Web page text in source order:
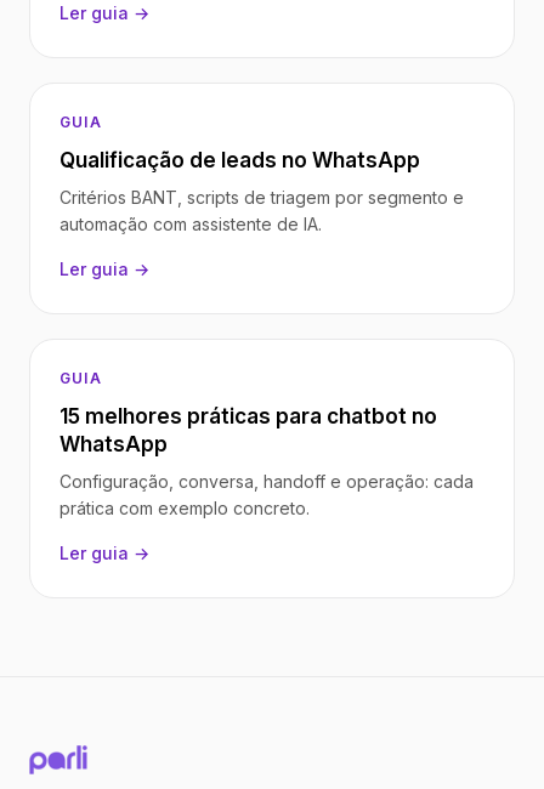
Ler guia →
GUIA
Qualificação de leads no WhatsApp
Critérios BANT, scripts de triagem por segmento e
automação com assistente de IA.
Ler guia →
GUIA
15 melhores práticas para chatbot no
WhatsApp
Configuração, conversa, handoff e operação: cada
prática com exemplo concreto.
Ler guia →